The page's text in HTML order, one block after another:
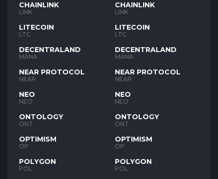
CHAINLINK
LINK
LITECOIN
LTC
DECENTRALAND
MANA
NEAR PROTOCOL
NEAR
NEO
NEO
ONTOLOGY
ONT
OPTIMISM
OP
POLYGON
POL
CHAINLINK
LINK
LITECOIN
LTC
DECENTRALAND
MANA
NEAR PROTOCOL
NEAR
NEO
NEO
ONTOLOGY
ONT
OPTIMISM
OP
POLYGON
POL